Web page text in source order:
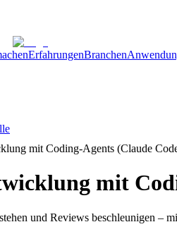
ErfahrungenBranchen
mit Coding-Agents (Claude
mit
und Reviews beschleunigen –